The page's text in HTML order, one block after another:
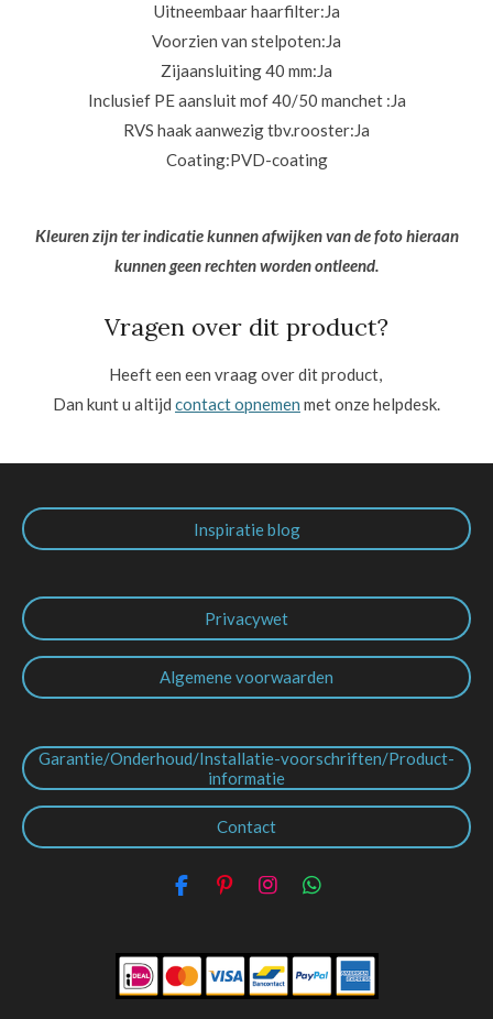
Uitneembaar haarfilter:Ja
Voorzien van stelpoten:Ja
Zijaansluiting 40 mm:Ja
Inclusief PE aansluit mof 40/50 manchet :Ja
RVS haak aanwezig tbv.rooster:Ja
Coating:PVD-coating
Kleuren zijn ter indicatie kunnen afwijken van de foto hieraan
kunnen geen rechten worden ontleend.
Vragen over dit product?
Heeft een een vraag over dit product,
Dan kunt u altijd contact opnemen met onze helpdesk.
Inspiratie blog
Privacywet
Algemene voorwaarden
Garantie/Onderhoud/Installatie-voorschriften/Product-
informatie
Contact
F
e
b
o
P
t
e
r
I
t
a
g
W
t
s
A